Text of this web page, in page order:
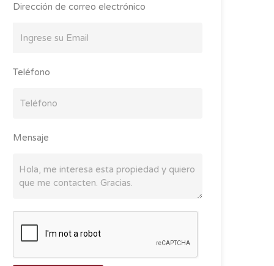
Dirección de correo electrónico
Teléfono
Mensaje